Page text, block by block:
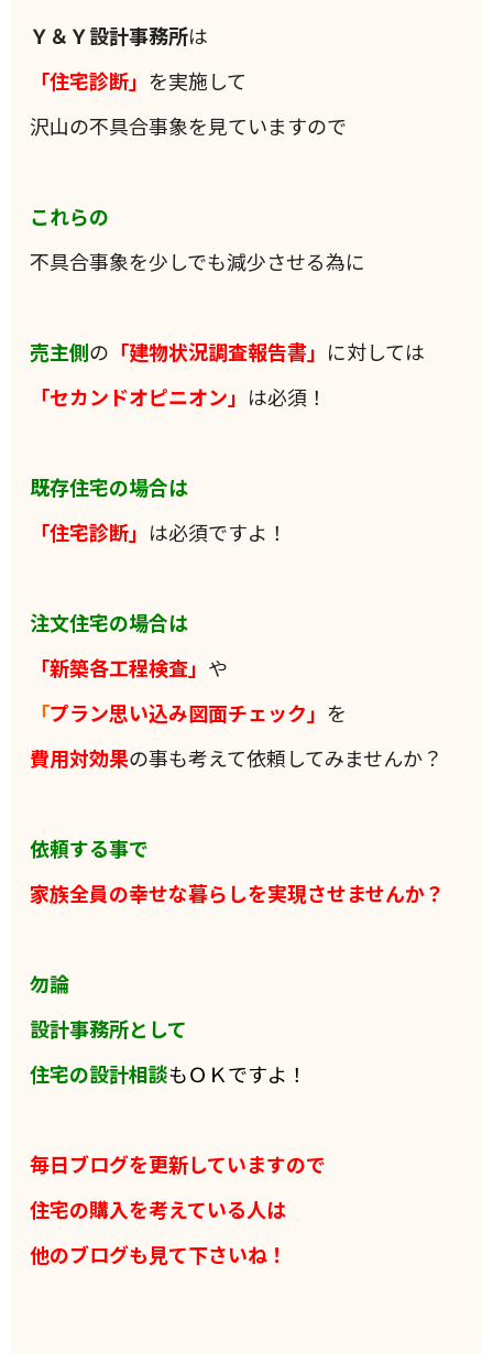
Ｙ＆Ｙ設計事務所は
「住宅診断」 を実施して
沢山の不具合事象を見ていますので
これらの
不具合事象を少しでも減少させる為に
売主側の 「建物状況調査報告書」 に対しては
「セカンドオピニオン」 は必須！
既存住宅の場合は
「住宅診断」 は必須ですよ！
注文住宅の場合は
「新築各工程検査」 や
「プラン思い込み図面チェック」 を
費用対効果の事も考えて依頼してみませんか？
依頼する事で
家族全員の幸せな暮らしを実現させませんか？
勿論
設計事務所として
住宅の設計相談もＯＫですよ！
毎日ブログを更新していますので
住宅の購入を考えている人は
他のブログも見て下さいね！